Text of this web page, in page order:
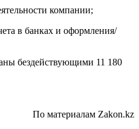
компании;
в банках и оформления/
бездействующими 11 180
По материалам Zakon.kz